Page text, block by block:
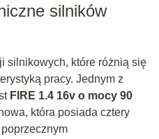
silników
silnikowych, które różnią się
pracy. Jednym z
FIRE 1.4 16v o mocy 90
która posiada cztery